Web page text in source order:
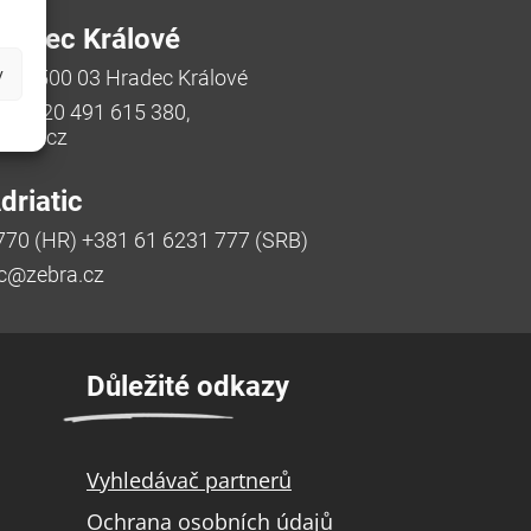
Králové
500 03 Hradec Králové
+420 491 615 380,
(HR) +381 61 6231 777 (SRB)
Důležité odkazy
Vyhledávač partnerů
Ochrana osobních údajů